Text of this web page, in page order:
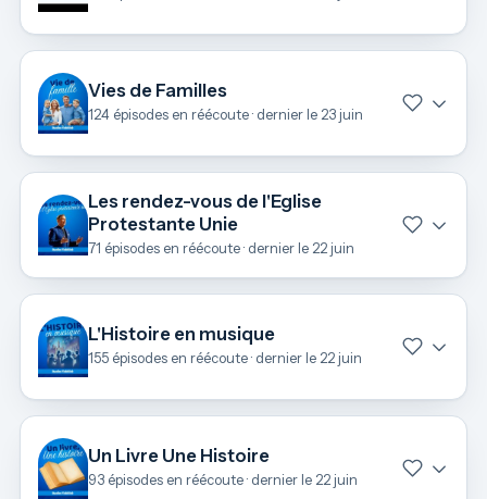
Vies de Familles
124 épisodes en réécoute · dernier le 23 juin
Les rendez-vous de l'Eglise
Protestante Unie
71 épisodes en réécoute · dernier le 22 juin
L'Histoire en musique
155 épisodes en réécoute · dernier le 22 juin
Un Livre Une Histoire
93 épisodes en réécoute · dernier le 22 juin